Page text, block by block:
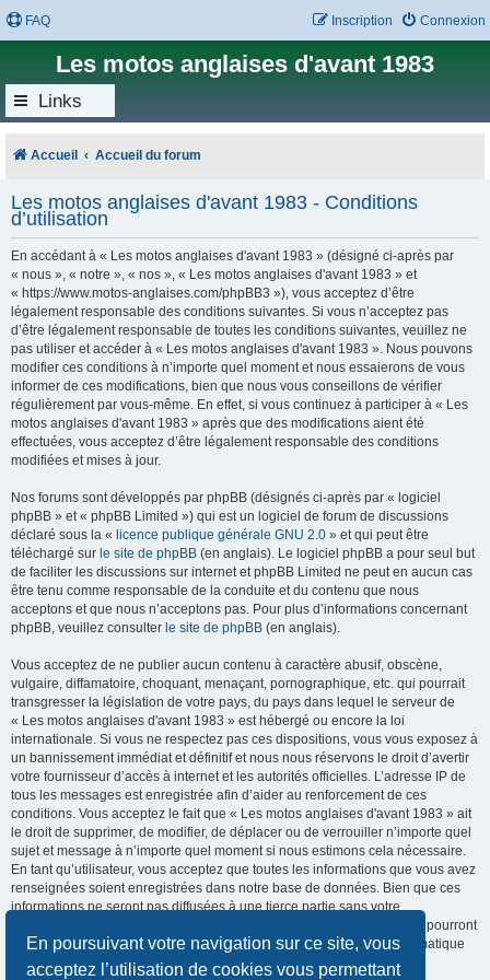
En poursuivant votre navigation sur ce site, vous
acceptez l’utilisation de cookies vous permettant
FAQ Connexion
Inscription
Les motos anglaises d'avant 1983
Links
Accueil Accueil du forum
Les motos anglaises d'avant 1983 - Conditions
d’utilisation
En accédant à « Les motos anglaises d'avant 1983 » (désigné ci-après par
« nous », « notre », « nos », « Les motos anglaises d'avant 1983 » et
« https://www.motos-anglaises.com/phpBB3 »), vous acceptez d’être
légalement responsable des conditions suivantes. Si vous n’acceptez pas
d’être légalement responsable de toutes les conditions suivantes, veuillez ne
pas utiliser et accéder à « Les motos anglaises d'avant 1983 ». Nous pouvons
modifier ces conditions à n’importe quel moment et nous essaierons de vous
informer de ces modifications, bien que nous vous conseillons de vérifier
régulièrement par vous-même. En effet, si vous continuez à participer à « Les
motos anglaises d'avant 1983 » après que des modifications aient été
effectuées, vous acceptez d’être légalement responsable des conditions
modifiées et mises à jour.
Nos forums sont développés par phpBB (désignés ci-après par « logiciel
phpBB » et « phpBB Limited ») qui est un logiciel de forum de discussions
déclaré sous la « licence publique générale GNU 2.0 » et qui peut être
téléchargé sur le site de phpBB (en anglais). Le logiciel phpBB a pour seul but
de faciliter les discussions sur internet et phpBB Limited ne peut en aucun cas
être tenu comme responsable de la conduite et du contenu que nous
acceptons et que nous n’acceptons pas. Pour plus d’informations concernant
phpBB, veuillez consulter le site de phpBB (en anglais).
Vous acceptez de ne publier aucun contenu à caractère abusif, obscène,
vulgaire, diffamatoire, choquant, menaçant, pornographique, etc. qui pourrait
transgresser la législation de votre pays, du pays dans lequel le serveur de
« Les motos anglaises d'avant 1983 » est hébergé ou encore la loi
internationale. Si vous ne respectez pas ces dispositions, vous vous exposez à
un bannissement immédiat et définitif et nous nous réservons le droit d’avertir
votre fournisseur d’accès à internet et les autorités officielles. L’adresse IP de
tous les messages est enregistrée afin d’aider au renforcement de ces
conditions. Vous acceptez le fait que « Les motos anglaises d'avant 1983 » ait
le droit de supprimer, de modifier, de déplacer ou de verrouiller n’importe quel
sujet et message à n’importe quel moment si nous estimons cela nécessaire.
En tant qu’utilisateur, vous acceptez que toutes les informations que vous avez
renseignées soient enregistrées dans notre base de données. Bien que ces
informations ne seront pas diffusées à une tierce partie sans votre
consentement, ni « Les motos anglaises d'avant 1983 », ni phpBB, ne pourront
être tenus comme responsables en cas de tentative de piratage informatique
visant à compromettre vos données.